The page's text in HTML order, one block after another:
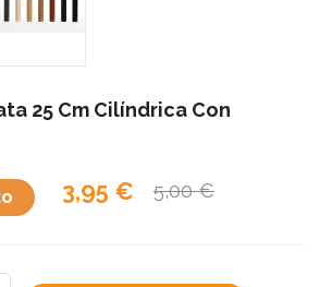
25 Cm Cilíndrica Con
3,95 € 5,00 €